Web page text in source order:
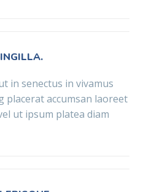
in senectus in vivamus
placerat accumsan laoreet
ut ipsum platea diam